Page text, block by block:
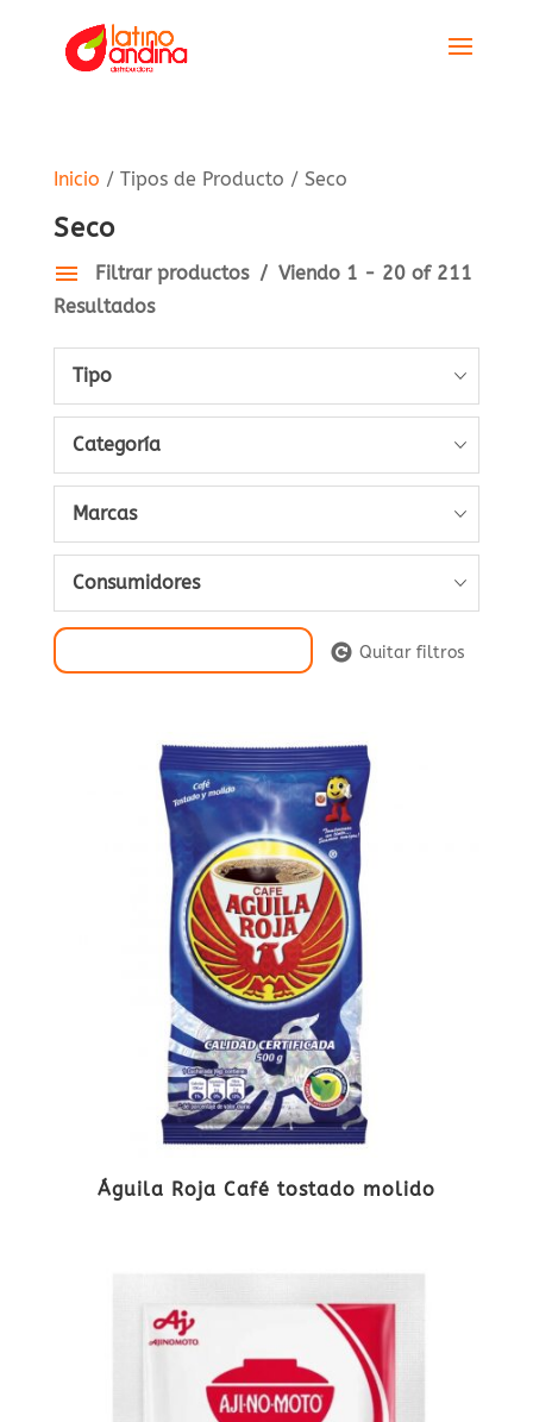
Inicio / Tipos de Producto / Seco
Seco
Filtrar productos
Viendo 1 - 20 of 211
Resultados
Tipo
Categoría
Marcas
Consumidores
Quitar filtros
Águila Roja Café tostado molido